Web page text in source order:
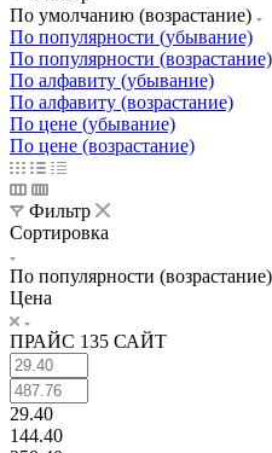
По умолчанию (возрастание)
По популярности (убывание)
По популярности (возрастание)
По алфавиту (убывание)
По алфавиту (возрастание)
По цене (убывание)
По цене (возрастание)
Фильтр
Сортировка
По популярности (возрастание)
Цена
ПРАЙС 135 САЙТ
29.40
144.40